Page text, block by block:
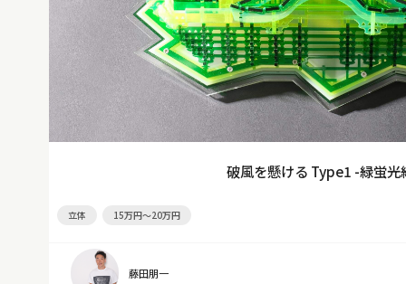
破風を懸ける Type1 -緑蛍光
立体 15万円～20万円
藤田朋一